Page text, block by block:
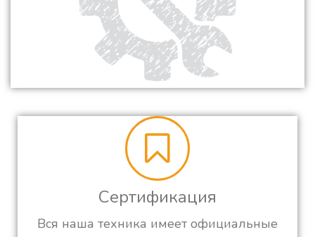
Сертификация
Вся наша техника имеет официальные